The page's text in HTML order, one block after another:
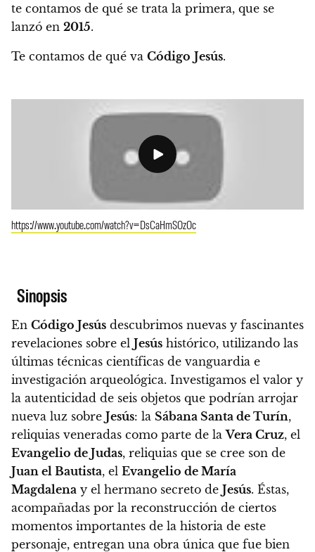
te contamos de qué se trata la primera, que se
lanzó en 2015.
Te contamos de qué va Código Jesús.
https://www.youtube.com/watch?v=DsCaHmSOzOc
Sinopsis
En Código Jesús descubrimos nuevas y fascinantes
revelaciones sobre el Jesús histórico, utilizando las
últimas técnicas científicas de vanguardia e
investigación arqueológica. Investigamos el valor y
la autenticidad de seis objetos que podrían arrojar
nueva luz sobre Jesús: la Sábana Santa de Turín,
reliquias veneradas como parte de laVera Cruz, el
Evangelio de Judas, reliquias que se cree son de
Juan el Bautista, el Evangelio de María
Magdalena y el hermano secreto de Jesús. Éstas,
acompañadas por la reconstrucción de ciertos
momentos importantes de la historia de este
personaje, entregan una obra única que fue bien